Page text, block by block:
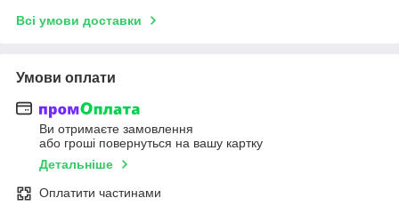
Всі умови доставки
Умови оплати
Ви отримаєте замовлення
або гроші повернуться на вашу картку
Детальніше
Оплатити частинами